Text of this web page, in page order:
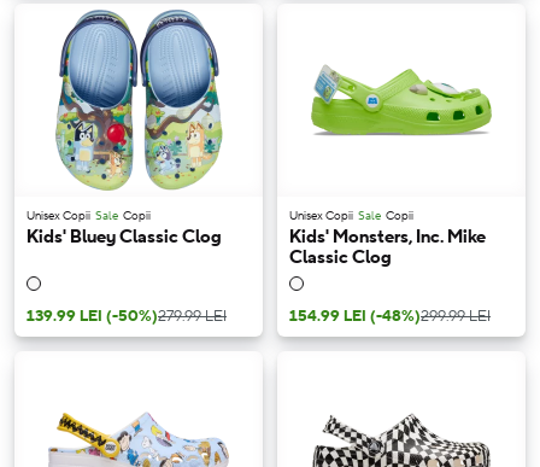
Unisex Copii Sale Copii
Kids' Bluey Classic Clog
139.99 LEI (-50%)279.99 LEI
Unisex Copii Sale Copii
Kids' Monsters, Inc. Mike
Classic Clog
154.99 LEI (-48%)299.99 LEI